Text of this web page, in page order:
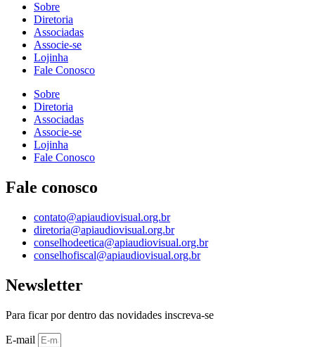
Sobre
Diretoria
Associadas
Associe-se
Lojinha
Fale Conosco
Sobre
Diretoria
Associadas
Associe-se
Lojinha
Fale Conosco
Fale conosco
contato@apiaudiovisual.org.br
diretoria@apiaudiovisual.org.br
conselhodeetica@apiaudiovisual.org.br
conselhofiscal@apiaudiovisual.org.br
Newsletter
Para ficar por dentro das novidades inscreva-se
E-mail